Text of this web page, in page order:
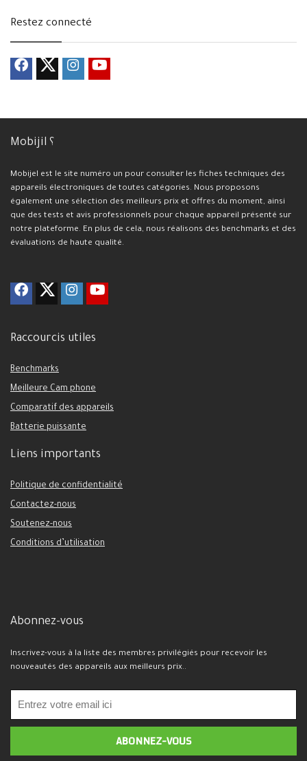
Restez connecté
Mobijil ؟
Mobijel est le site numéro un pour consulter les fiches techniques des
appareils électroniques de toutes catégories. Nous proposons
également une sélection des meilleurs prix et offres du moment, ainsi
que des tests et avis professionnels pour chaque appareil présenté sur
notre plateforme. En plus de cela, nous réalisons des benchmarks et des
évaluations de haute qualité.
Raccourcis utiles
Benchmarks
Meilleure Cam phone
Comparatif des appareils
Batterie puissante
Liens importants
Politique de confidentialité
Contactez-nous
Soutenez-nous
Conditions d’utilisation
Abonnez-vous
Inscrivez-vous à la liste des membres privilégiés pour recevoir les
nouveautés des appareils aux meilleurs prix..